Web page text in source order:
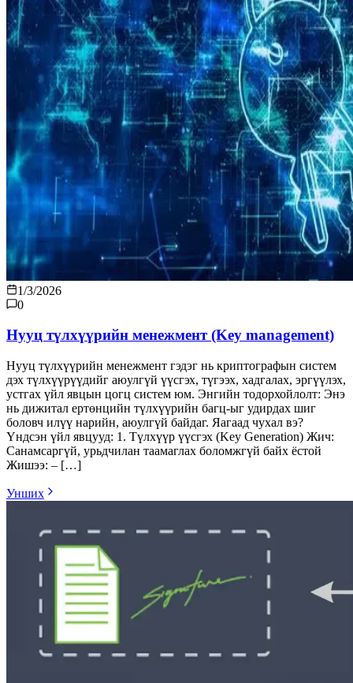
1/3/2026
0
Нууц түлхүүрийн менежмент (Key management)
Нууц түлхүүрийн менежмент гэдэг нь криптографын систем
дэх түлхүүрүүдийг аюулгүй үүсгэх, түгээх, хадгалах, эргүүлэх,
устгах үйл явцын цогц систем юм. Энгийн тодорхойлолт: Энэ
нь дижитал ертөнцийн түлхүүрийн багц-ыг удирдах шиг
боловч илүү нарийн, аюулгүй байдаг. Яагаад чухал вэ?
Үндсэн үйл явцууд: 1. Түлхүүр үүсгэх (Key Generation) Жич:
Санамсаргүй, урьдчилан таамаглах боломжгүй байх ёстой
Жишээ: – […]
Унших